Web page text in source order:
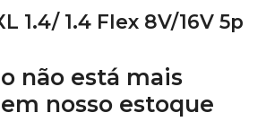
1.4/ 1.4 Flex 8V/16V 5p
não está mais
nosso estoque